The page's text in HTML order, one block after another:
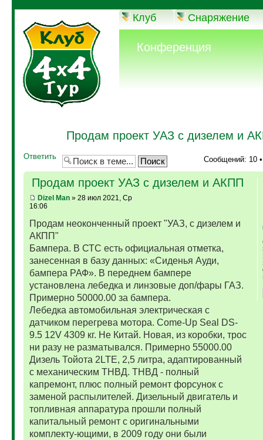
Клуб Снаряжение
Конференция
Продам проект УАЗ с дизелем и
Ответить Сообщений: 10
Продам проект УАЗ с дизелем и АКПП
Dizel Man» 28 июл 2021, Ср
16:06
Продам неоконченный проект "УАЗ, с дизелем и
АКПП"
Бампера. В СТС есть официальная отметка,
занесенная в базу данных: «Сиденья Ауди,
бампера РАФ». В переднем бампере
установлена лебедка и линзовые доп/фары ГАЗ.
Примерно 50000.00 за бампера.
Лебедка автомобильная электрическая с
датчиком перегрева мотора. Come-Up Seal DS-
9.5 12V 4309 кг. Не Китай. Новая, из коробки, трос
ни разу не разматывался. Примерно 55000.00
Дизель Тойота 2LTE, 2,5 литра, адаптированный
с механическим ТНВД. ТНВД - полный
капремонт, плюс полный ремонт форсунок с
заменой распылителей. Дизельный двигатель и
топливная аппаратура прошли полный
капитальный ремонт с оригинальными
комплекту-ющими, в 2009 году они были